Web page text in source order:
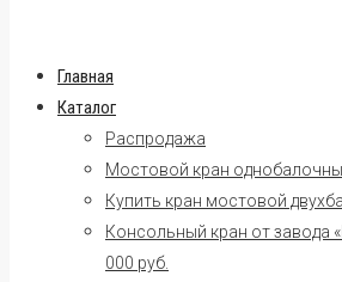
Главная
Каталог
Распродажа
Мостовой кран
Купить кран мостовой
Консольный кран от завода
000 руб.